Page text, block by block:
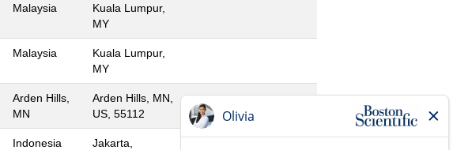
Malaysia
Kuala Lumpur,
MY
Malaysia
Kuala Lumpur,
MY
Arden Hills,
MN
Arden Hills, MN,
US, 55112
Indonesia
Jakarta,